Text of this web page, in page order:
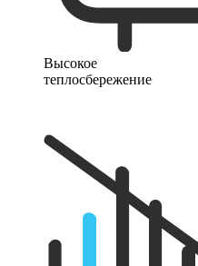
Высокое
теплосбережение